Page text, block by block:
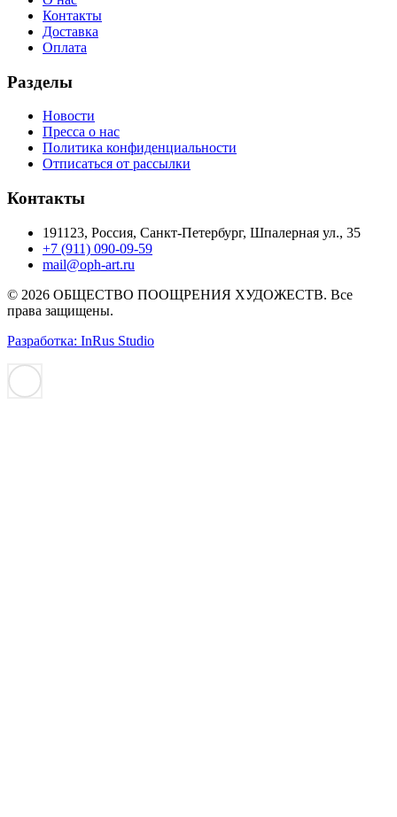
Контакты
Доставка
Оплата
Разделы
Новости
Пресса о нас
Политика конфиденциальности
Отписаться от рассылки
Контакты
191123, Россия, Санкт-Петербург, Шпалерная ул., 35
+7 (911) 090-09-59
mail@oph-art.ru
© 2026 ОБЩЕСТВО ПООЩРЕНИЯ ХУДОЖЕСТВ. Все
права защищены.
Разработка: InRus Studio